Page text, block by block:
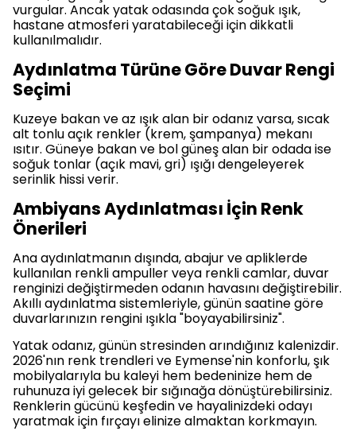
vurgular. Ancak yatak odasında çok soğuk ışık,
hastane atmosferi yaratabileceği için dikkatli
kullanılmalıdır.
Aydınlatma Türüne Göre Duvar Rengi
Seçimi
Kuzeye bakan ve az ışık alan bir odanız varsa, sıcak
alt tonlu açık renkler (krem, şampanya) mekanı
ısıtır. Güneye bakan ve bol güneş alan bir odada ise
soğuk tonlar (açık mavi, gri) ışığı dengeleyerek
serinlik hissi verir.
Ambiyans Aydınlatması İçin Renk
Önerileri
Ana aydınlatmanın dışında, abajur ve apliklerde
kullanılan renkli ampuller veya renkli camlar, duvar
renginizi değiştirmeden odanın havasını değiştirebilir.
Akıllı aydınlatma sistemleriyle, günün saatine göre
duvarlarınızın rengini ışıkla "boyayabilirsiniz".
Yatak odanız, günün stresinden arındığınız kalenizdir.
2026'nın renk trendleri ve Eymense'nin konforlu, şık
mobilyalarıyla bu kaleyi hem bedeninize hem de
ruhunuza iyi gelecek bir sığınağa dönüştürebilirsiniz.
Renklerin gücünü keşfedin ve hayalinizdeki odayı
yaratmak için fırçayı elinize almaktan korkmayın.